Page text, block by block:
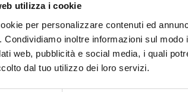
utilizza i cookie
per personalizzare contenuti ed
Condividiamo inoltre informazioni sul
web, pubblicità e social media, i quali
dal tuo utilizzo dei loro servizi.
MENU